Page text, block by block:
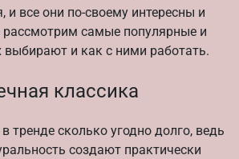
и все они по-своему интересны и
рассмотрим самые популярные и
выбирают и как с ними работать.
классика
тренде сколько угодно долго, ведь
создают практически